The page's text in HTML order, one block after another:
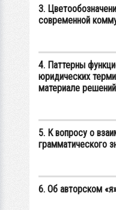
3.
современной
4. Паттерны
юридических
материале
5. К вопросу о
грамматического
6. Об авторском